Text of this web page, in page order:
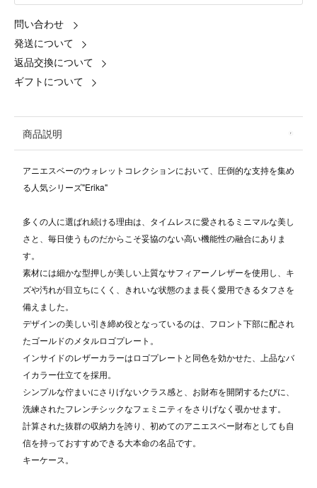
問い合わせ
発送について
返品交換について
ギフトについて
商品説明
アニエスベーのウォレットコレクションにおいて、圧倒的な支持を集め
る人気シリーズ"Erika"
多くの人に選ばれ続ける理由は、タイムレスに愛されるミニマルな美し
さと、毎日使うものだからこそ妥協のない高い機能性の融合にありま
す。
素材には細かな型押しが美しい上質なサフィアーノレザーを使用し、キ
ズや汚れが目立ちにくく、きれいな状態のまま長く愛用できるタフさを
備えました。
デザインの美しい引き締め役となっているのは、フロント下部に配され
たゴールドのメタルロゴプレート。
インサイドのレザーカラーはロゴプレートと同色を効かせた、上品なバ
イカラー仕立てを採用。
シンプルな佇まいにさりげないクラス感と、お財布を開閉するたびに、
洗練されたフレンチシックなフェミニティをさりげなく覗かせます。
計算された抜群の収納力を誇り、初めてのアニエスベー財布としても自
信を持っておすすめできる大本命の名品です。
キーケース。